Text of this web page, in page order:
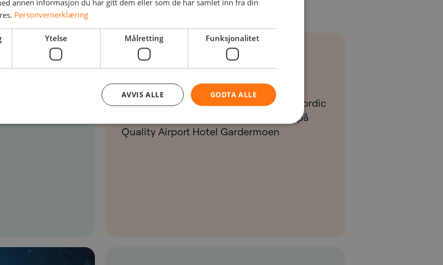
Registrer deg nå
CyberConnect 2024, powered by NetNordic
and HPE Aruba Networking, avholdes på
Quality Airport Hotel Gardermoen
annen informasjon du har gitt dem eller som de har samlet inn fra din
Personvernerklæring
Ytelse Målretting Funksjonalitet
GODTA ALLE
AVVIS ALLE